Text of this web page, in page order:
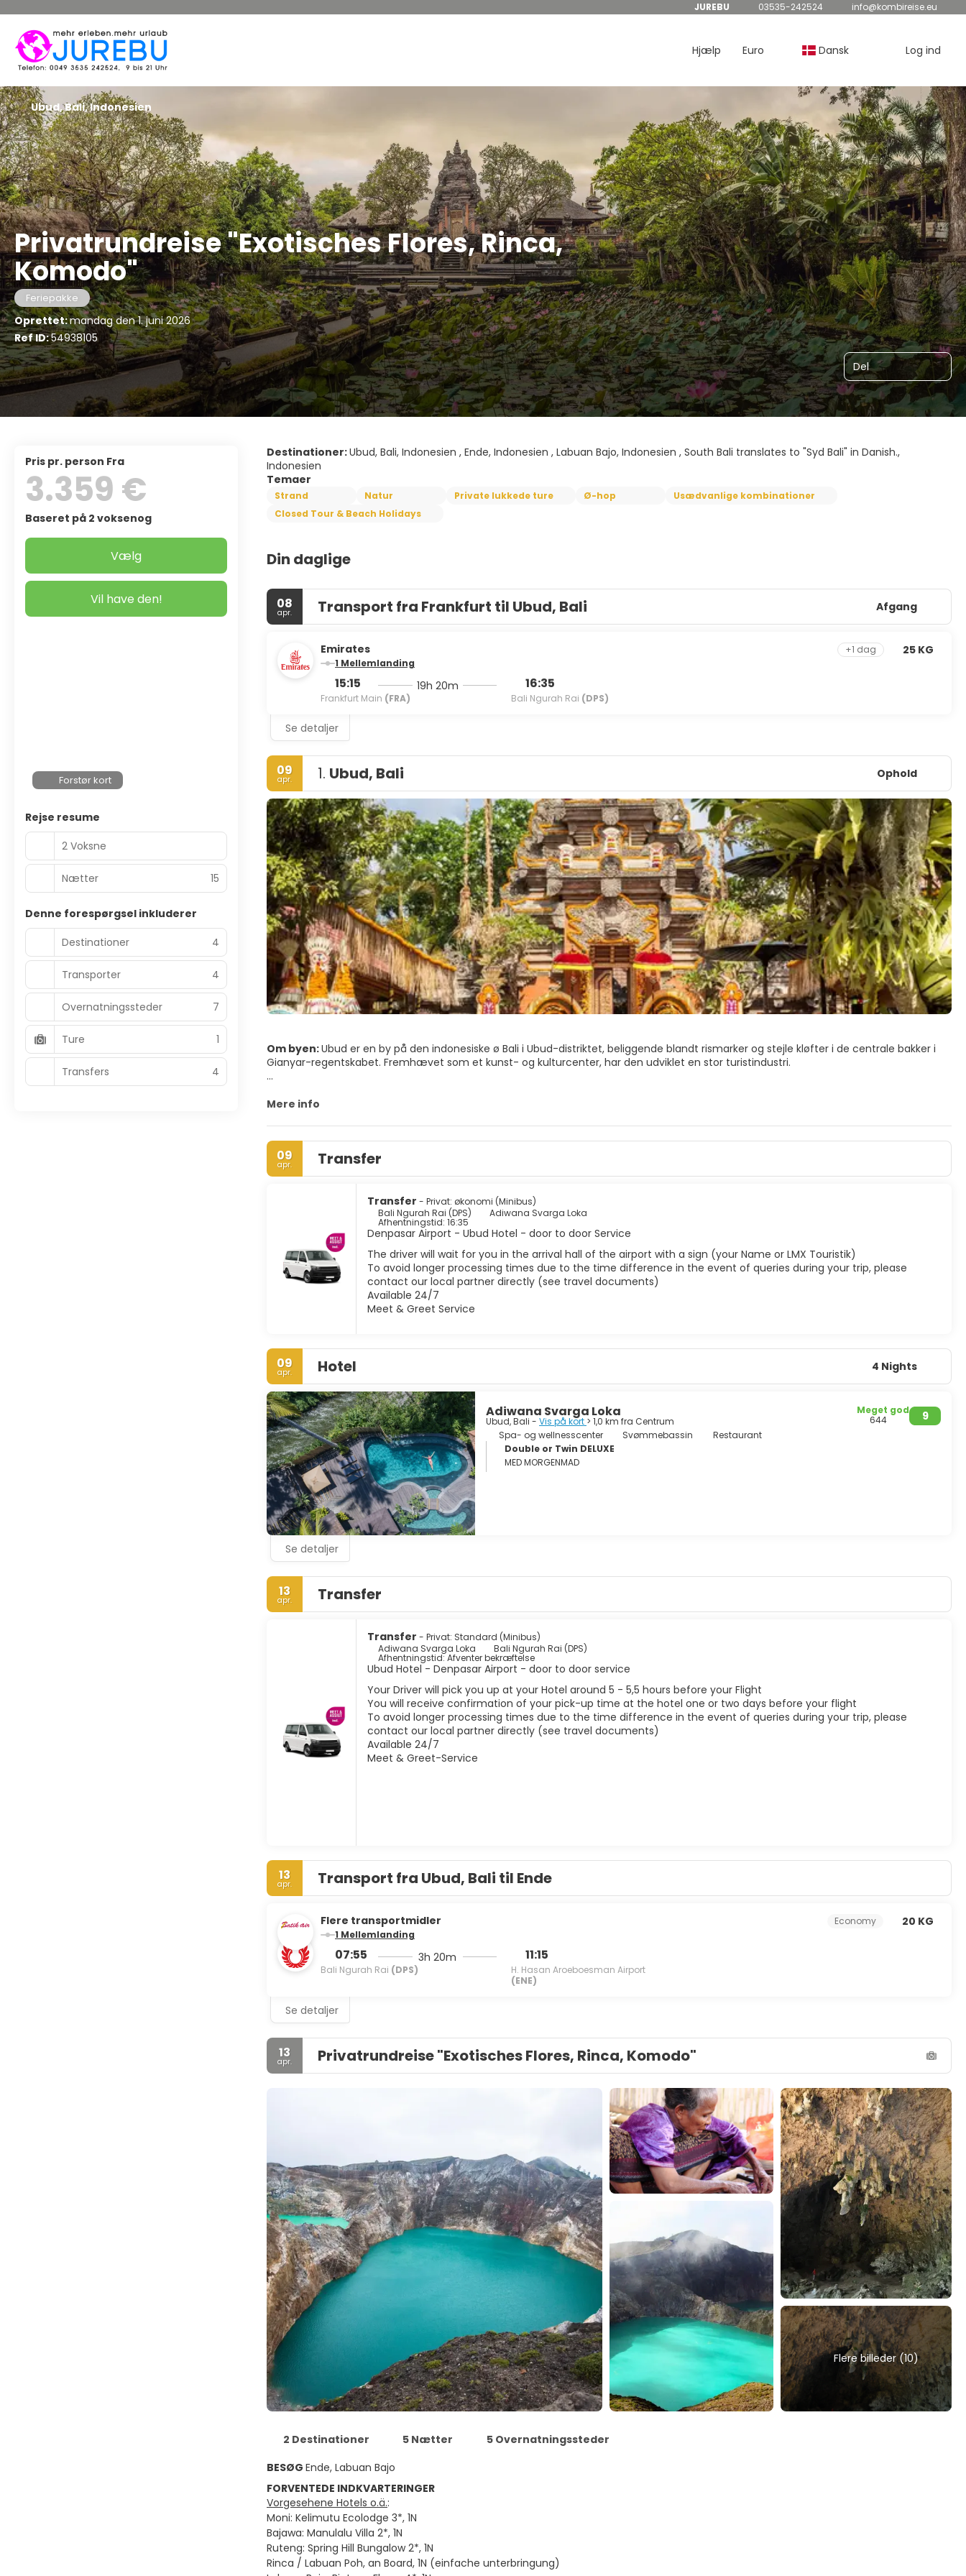
JUREBU 03535-242524 info@kombireise.eu
Hjælp Euro Dansk Log ind
Privatrundreise "Exotisches Flores, Rinca,
Komodo"
Feriepakke
Oprettet:mandag den 1. juni 2026
Ref ID:54938105
Del
Ubud, Bali, Indonesien
Destinationer:Ubud, Bali, Indonesien , Ende, Indonesien , Labuan Bajo, Indonesien , South Bali translates to "Syd Bali" in Danish.,
Indonesien
Temaer
Strand Natur Private lukkede ture Ø-hop
Usædvanlige kombinationer
Closed Tour & Beach Holidays
Din daglige
08
apr. Transport fra Frankfurt til Ubud, Bali Afgang
Emirates
1 Mellemlanding
15:15
Frankfurt Main (FRA)
19h 20m 16:35
Bali Ngurah Rai (DPS)
+1 dag 25 KG
Se detaljer
09
apr. 1. Ubud, Bali Ophold
Om byen:Ubud er en by på den indonesiske ø Bali i Ubud-distriktet, beliggende blandt rismarker og stejle kløfter i de centrale bakker i
Gianyar-regentskabet. Fremhævet som et kunst- og kulturcenter, har den udviklet en stor turistindustri.
omgiver den. Området omkring byen består af små gårde, rismarker og tæt skov.
Mere info
09
apr. Transfer
Transfer - Privat: økonomi (Minibus)
Bali Ngurah Rai (DPS)
Adiwana Svarga Loka
Afhentningstid: 16:35
Denpasar Airport - Ubud Hotel - door to door Service
The driver will wait for you in the arrival hall of the airport with a sign (your Name or LMX Touristik)
To avoid longer processing times due to the time difference in the event of queries during your trip, please
contact our local partner directly (see travel documents)
Available 24/7
Meet & Greet Service
09
apr. Hotel 4 Nights
Adiwana Svarga Loka
Ubud, Bali - Vis på kort > 1,0 km fra Centrum 9
Meget god
644
Spa- og wellnesscenter
Svømmebassin
Restaurant
Double or Twin DELUXE
MED MORGENMAD
Se detaljer
13
apr. Transfer
Transfer - Privat: Standard (Minibus)
Adiwana Svarga Loka
Bali Ngurah Rai (DPS)
Afhentningstid: Afventer bekræftelse
Ubud Hotel - Denpasar Airport - door to door service
Your Driver will pick you up at your Hotel around 5 - 5,5 hours before your Flight
You will receive confirmation of your pick-up time at the hotel one or two days before your flight
To avoid longer processing times due to the time difference in the event of queries during your trip, please
contact our local partner directly (see travel documents)
Available 24/7
Meet & Greet-Service
13
apr. Transport fra Ubud, Bali til Ende
Flere transportmidler
1 Mellemlanding
07:55
Bali Ngurah Rai (DPS)
3h 20m 11:15
H. Hasan Aroeboesman Airport
(ENE)
Economy 20 KG
Se detaljer
13
apr. Privatrundreise "Exotisches Flores, Rinca, Komodo"
Flere billeder (10)
2 Destinationer 5 Nætter
5 Overnatningssteder
BESØG Ende, Labuan Bajo
FORVENTEDE INDKVARTERINGER
Vorgesehene Hotels o.ä.:
Moni: Kelimutu Ecolodge 3*, 1N
Bajawa: Manulalu Villa 2*, 1N
Ruteng: Spring Hill Bungalow 2*, 1N
Rinca / Labuan Poh, an Board, 1N (einfache unterbringung)
pris pr. person Fra
3.359 €
Baseret på 2 voksenog
Vælg
Vil have den!
Forstør kort
Rejse resume
2 Voksne
Nætter 15
Denne forespørgsel inkluderer
Destinationer
4
Transporter 4
Overnatningssteder 7
Ture 1
Transfers 4